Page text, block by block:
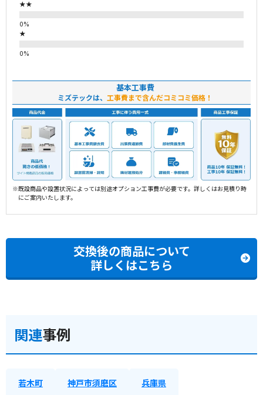
★★
★
基本工事費
ミズテックは、 工事費まで含んだコミコミ価格！
※既設商品や設置状況によっては別途オプション工事費が必要です。詳しくはお見積り時
にご案内いたします。
交換後の商品について
詳しくはこちら
関連事例
若木町 神戸市須磨区 兵庫県